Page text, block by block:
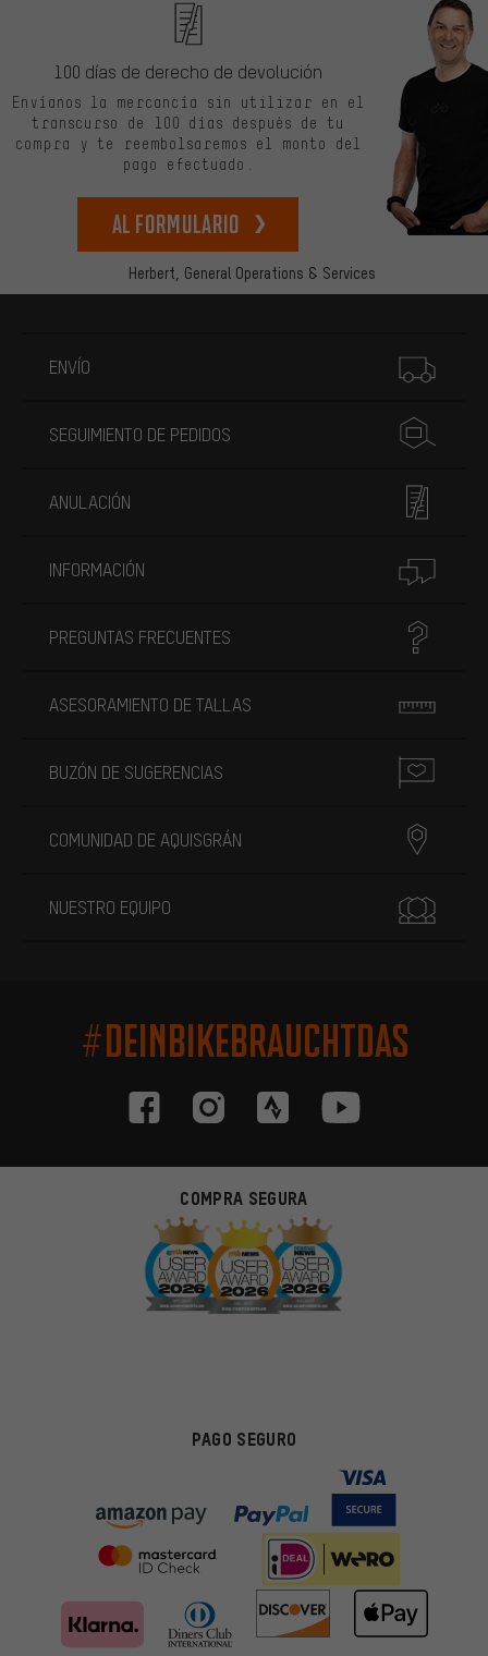
Herbert, General Operations & Services
100 días de derecho de devolución
Envíanos la mercancía sin utilizar en el
transcurso de 100 días después de tu
compra y te reembolsaremos el monto del
pago efectuado.
Al formulario
ENVÍO
SEGUIMIENTO DE PEDIDOS
ANULACIÓN
INFORMACIÓN
PREGUNTAS FRECUENTES
ASESORAMIENTO DE TALLAS
BUZÓN DE SUGERENCIAS
COMUNIDAD DE AQUISGRÁN
NUESTRO EQUIPO
#DEINBIKEBRAUCHTDAS
COMPRA SEGURA
PAGO SEGURO